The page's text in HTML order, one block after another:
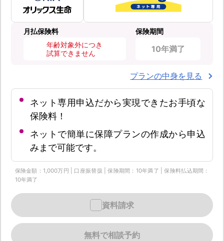
月払保険料
年齢対象外につき
試算できません
保険期間
10年満了
プランの中身を見る
ネット専用申込だから実現できたお手頃な
保険料！
ネットで簡単に保障プランの作成から申込
みまで可能です。
保険金額：1,000万円 | 口座振替扱 | 保険期間：10年満了 | 保険料払込期間：
10年満了
無料で相談予約
資料請求